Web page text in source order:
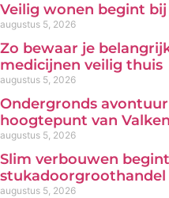
Veilig wonen begint
augustus 5, 2026
Zo bewaar je
medicijnen veilig thuis
augustus 5, 2026
Ondergronds
hoogtepunt van
augustus 5, 2026
Slim verbouwen
stukadoorgroothandel
augustus 5, 2026